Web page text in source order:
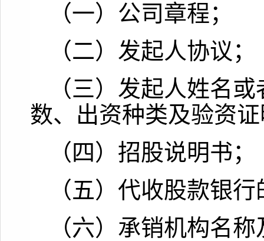
（一）公司章程；
（二）发起人协议；
（三）发起人姓名
数、出资种类及验资
（四）招股说明书；
（五）代收股款银
（六）承销机构名